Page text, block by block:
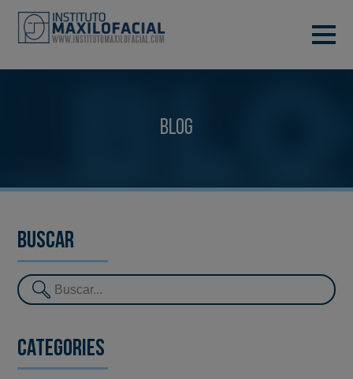
Blog
Buscar
Categories